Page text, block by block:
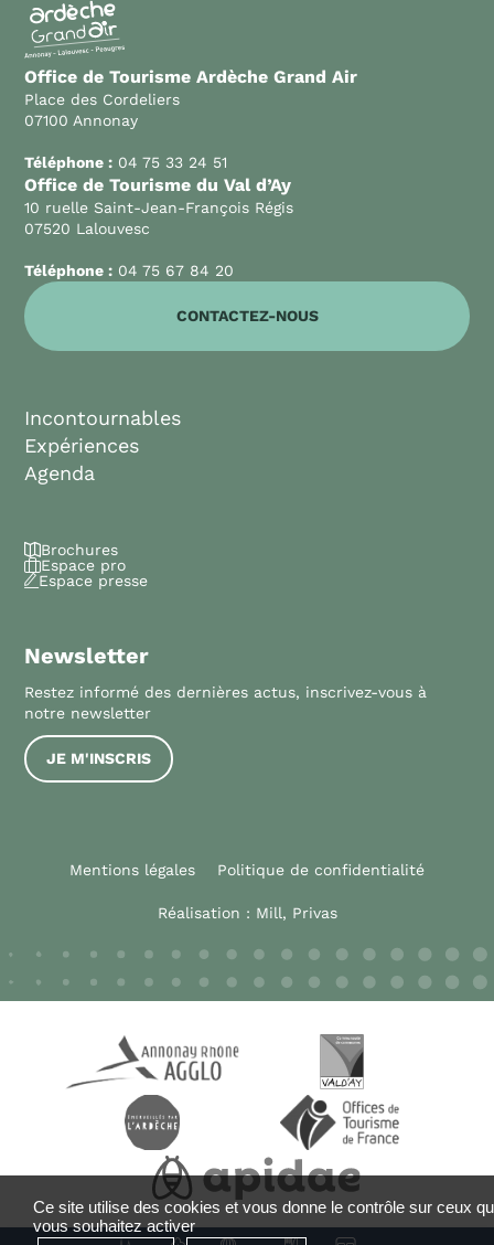
Office de Tourisme Ardèche Grand Air
Place des Cordeliers
07100 Annonay
Téléphone : 04 75 33 24 51
Office de Tourisme du Val d’Ay
10 ruelle Saint-Jean-François Régis
07520 Lalouvesc
Téléphone : 04 75 67 84 20
CONTACTEZ-NOUS
Incontournables
Expériences
Agenda
Brochures
Espace pro
Espace presse
Newsletter
Restez informé des dernières actus, inscrivez-vous à
notre newsletter
JE M'INSCRIS
Mentions légales Politique de confidentialité
Réalisation : Mill, Privas
Ce site utilise des cookies et vous donne le contrôle sur ceux
vous souhaitez activer